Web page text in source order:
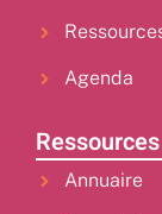
Agenda
Ressources
Annuaire